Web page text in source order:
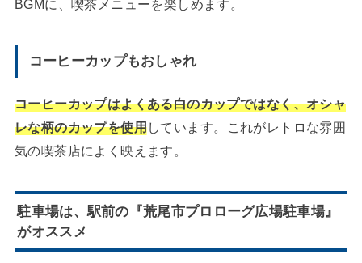
BGMに、喫茶メニューを楽しめます。
コーヒーカップもおしゃれ
コーヒーカップはよくある白のカップではなく、オシャ
レな柄のカップを使用しています。これがレトロな雰囲
気の喫茶店によく映えます。
駐車場は、駅前の『荒尾市プロローグ広場駐車場』
がオススメ